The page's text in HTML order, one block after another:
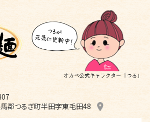
郡つるぎ町半田字東毛田48